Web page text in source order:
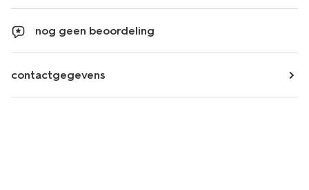
nog geen beoordeling
contactgegevens